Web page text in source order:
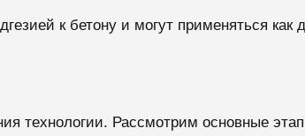
к бетону и могут применяться как
технологии. Рассмотрим основные